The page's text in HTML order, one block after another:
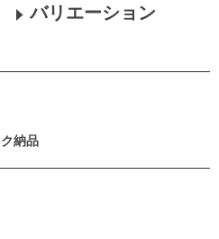
バリエーション
納品